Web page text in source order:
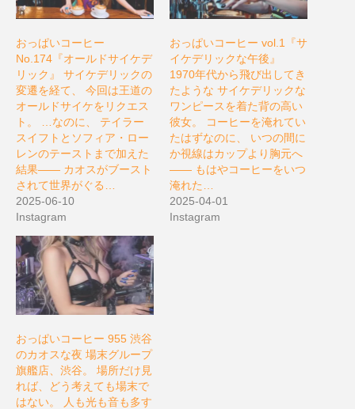
おっぱいコーヒー
No.174『オールドサイケデ
リック』 サイケデリックの
変遷を経て、 今回は王道の
オールドサイケをリクエス
ト。 …なのに、 テイラー
スイフトとソフィア・ロー
レンのテーストまで加えた
結果―― カオスがブースト
されて世界がぐる…
2025-06-10
Instagram
おっぱいコーヒー vol.1『サ
イケデリックな午後』
1970年代から飛び出してき
たような サイケデリックな
ワンピースを着た背の高い
彼女。 コーヒーを淹れてい
たはずなのに、 いつの間に
か視線はカップより胸元へ
―― もはやコーヒーをいつ
淹れた…
2025-04-01
Instagram
おっぱいコーヒー 955 渋谷
のカオスな夜 場末グループ
旗艦店、渋谷。 場所だけ見
れば、どう考えても場末で
はない。 人も光も音も多す